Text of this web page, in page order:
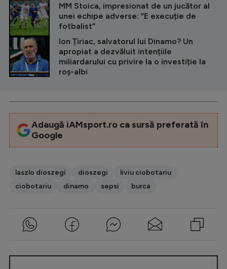
MM Stoica, impresionat de un jucător al
unei echipe adverse: ”E execuție de
fotbalist”
Ion Țiriac, salvatorul lui Dinamo? Un
apropiat a dezvăluit intențiile
miliardarului cu privire la o investiție la
roș-albi
Adaugă iAMsport.ro ca sursă preferată în
Google
laszlo dioszegi dioszegi
liviu ciobotariu
ciobotariu
dinamo sepsi burca